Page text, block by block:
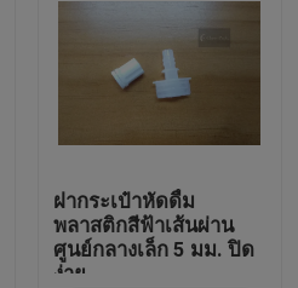
ฝากระเป๋าหัดดื่ม
พลาสติกสีฟ้าเส้นผ่าน
ศูนย์กลางเล็ก 5 มม. ปิด
ง่าย